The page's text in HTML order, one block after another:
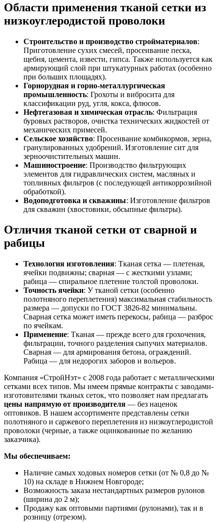
Области применения тканой сетки из
низкоуглеродистой проволоки
Строительство и производство стройматериалов:
Приготовление сухих смесей, просеивание песка,
щебня, цемента, извести, гипса. Также используется как
армирующий слой при штукатурных работах (особенно
при больших площадях).
Горнорудная и горно-металлургическая
промышленность: Грохоты и вибросита для
классификации руд, угля, кокса, флюсов.
Нефтегазовая и химическая отрасль: Фильтрация
буровых растворов, очистка технических жидкостей от
механических примесей.
Сельское хозяйство: Просеивание комбикормов, зерна,
гранулированных удобрений. Изготовление сит для
зерноочистительных машин.
Машиностроение: Производство фильтрующих
элементов для гидравлических систем, масляных и
топливных фильтров (с последующей антикоррозийной
обработкой).
Водоподготовка и скважины: Изготовление фильтров
для скважин (хвостовики, обсыпные фильтры).
Отличия тканой сетки от сварной и
рабицы
Технология изготовления: Тканая сетка — плетеная,
ячейки подвижны; сварная — с жесткими узлами;
рабица — спиральное плетение толстой проволоки.
Точность ячейки: У тканой сетки (особенно
полотняного переплетения) максимальная стабильность
размера — допуски по ГОСТ 3826-82 минимальны.
Сварная сетка может иметь перекосы, рабица — разброс
по ячейкам.
Применение: Тканая — прежде всего для грохочения,
фильтрации, точного разделения сыпучих материалов.
Сварная — для армирования бетона, ограждений.
Рабица — для недорогих заборов и вольеров.
Компания «СтройНэт» с 2008 года работает с металлическими
сетками всех типов. Мы имеем прямые контракты с заводами-
изготовителями тканых сеток, что позволяет нам предлагать
цены напрямую от производителя — без наценок
оптовиков. В нашем ассортименте представлены сетки
полотняного и саржевого переплетения из низкоуглеродистой
проволоки (черные, а также оцинкованные по желанию
заказчика).
Мы обеспечиваем:
Наличие самых ходовых номеров сетки (от № 0,8 до №
10) на складе в Нижнем Новгороде;
Возможность заказа нестандартных размеров рулонов
(ширина до 2 м);
Продажу как оптовыми партиями (рулонами), так и в
розницу (отрезом).